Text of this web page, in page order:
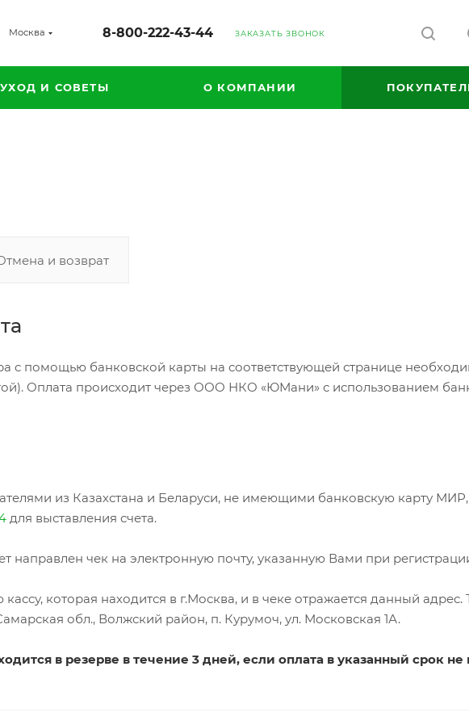
Москва 8-800-222-43-44 ЗАКАЗАТЬ ЗВОНОК
УХОД И СОВЕТЫ О КОМПАНИИ
и возврат
с помощью банковской карты на соответствующей странице
Оплата происходит через ООО НКО «ЮМани» с использованием
из Казахстана и Беларуси, не имеющими банковскую карту
для выставления счета.
направлен чек на электронную почту, указанную Вами при
которая находится в г.Москва, и в чеке отражается данный адрес.
обл., Волжский район, п. Курумоч, ул. Московская 1А.
в резерве в течение 3 дней, если оплата в указанный срок не